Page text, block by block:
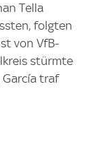
Tella
folgten
von VfB-
stürmte
García traf